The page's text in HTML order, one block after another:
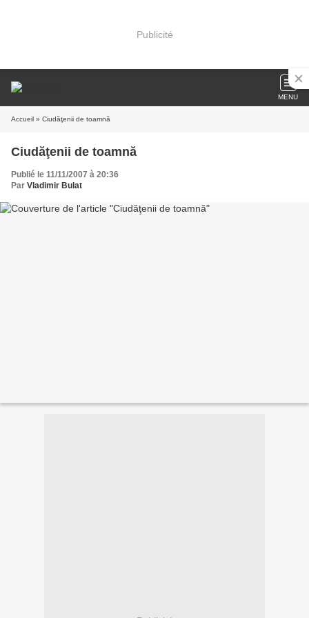
Publicité
MENU
Accueil » Ciudăţenii de toamnă
Ciudăţenii de toamnă
Publié le 11/11/2007 à 20:36
Par Vladimir Bulat